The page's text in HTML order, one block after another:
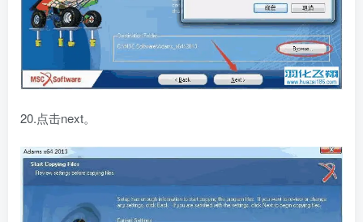
20.点击next。